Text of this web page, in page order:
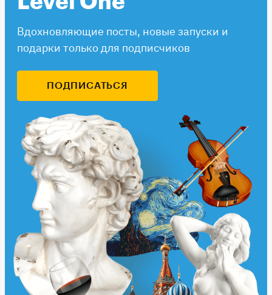
Вдохновляющие посты, новые запуски и
подарки только для подписчиков
ПОДПИСАТЬСЯ